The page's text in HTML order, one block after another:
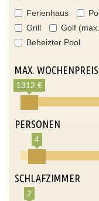
Ferienhaus
Grill
Golf
Beheizter Pool
MAX. WOCHENPREIS
1312 €
PERSONEN
4
SCHLAFZIMMER
2